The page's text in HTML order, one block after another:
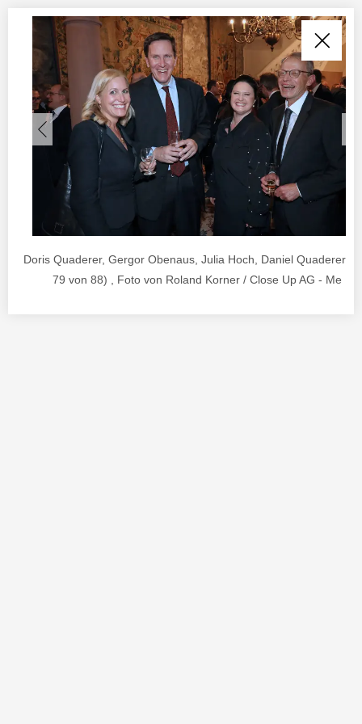
Doris Quaderer, Gergor Obenaus, Julia Hoch, Daniel Quaderer
79 von 88) , Foto von Roland Korner / Close Up AG - Me